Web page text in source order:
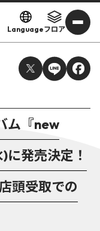
Languageフロア
ム『new
発売決定！
頭受取での